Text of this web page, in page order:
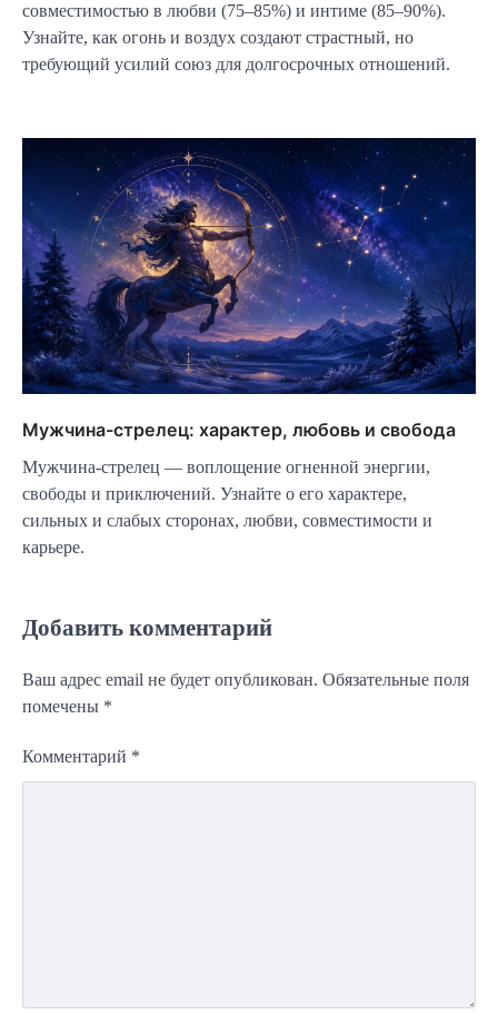
совместимостью в любви (75–85%) и интиме (85–90%).
Узнайте, как огонь и воздух создают страстный, но
требующий усилий союз для долгосрочных отношений.
Мужчина-стрелец: характер, любовь и свобода
Мужчина-стрелец — воплощение огненной энергии,
свободы и приключений. Узнайте о его характере,
сильных и слабых сторонах, любви, совместимости и
карьере.
Добавить комментарий
Ваш адрес email не будет опубликован. Обязательные поля
помечены *
Комментарий *